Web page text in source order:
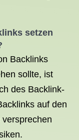
setzen
Backlinks
sollte, ist
des Backlink-
auf den